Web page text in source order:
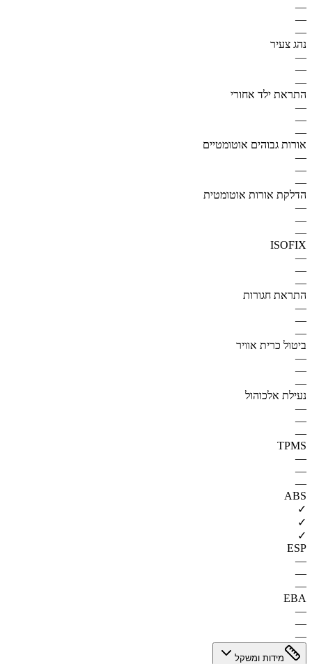
—
—
—
נהג צעיר
—
—
—
התראת ילד אחורי
—
—
—
אורות גבוהים אוטומטיים
—
—
—
הדלקת אורות אוטומטית
—
—
—
ISOFIX
—
—
—
התראת חגורות
—
—
—
ביטול כרית אוויר
—
—
—
נעילת אלכוהול
—
—
—
TPMS
—
—
—
ABS
✓
✓
✓
ESP
—
—
—
EBA
—
—
—
מידות ומשקל